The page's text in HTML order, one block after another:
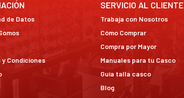
de Datos
y Condiciones
SERVICIO AL CLIENTE
Trabaja con Nosotros
Cómo Comprar
Compra por Mayor
Manuales para tu Casco
Guía talla casco
Blog